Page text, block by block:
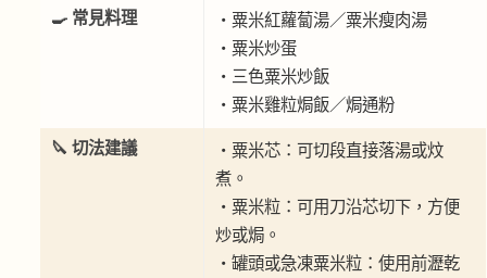
🍳 常見料理
・粟米紅蘿蔔湯／粟米瘦肉湯
・粟米炒蛋
・三色粟米炒飯
・粟米雞粒焗飯／焗通粉
🔪 切法建議
・粟米芯：可切段直接落湯或炆
煮。
・粟米粒：可用刀沿芯切下，方便
炒或焗。
・罐頭或急凍粟米粒：使用前瀝乾